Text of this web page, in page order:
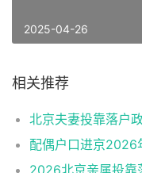
2025-04-26
相关推荐
配偶户口进京2026